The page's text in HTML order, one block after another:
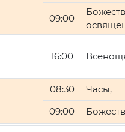
09:00
16:00
08:30
Часы,
09:00